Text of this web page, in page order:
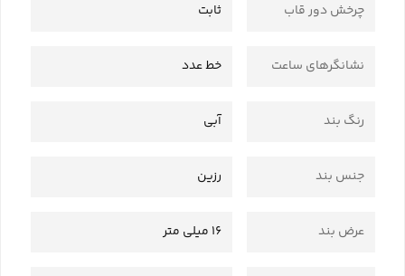
چرخش دور قاب ثابت
نشانگرهای ساعت خط عدد
رنگ بند آبی
جنس بند رزین
عرض بند 16 میلی متر